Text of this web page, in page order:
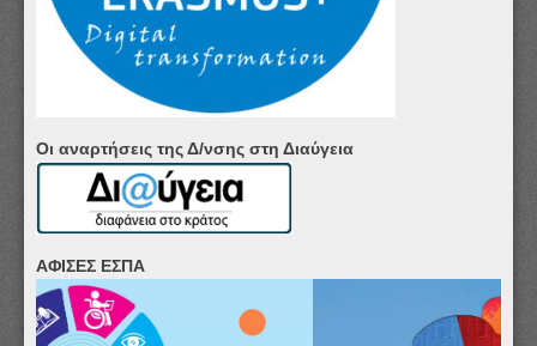
Οι αναρτήσεις της Δ/νσης στη Διαύγεια
ΑΦΙΣΕΣ ΕΣΠΑ